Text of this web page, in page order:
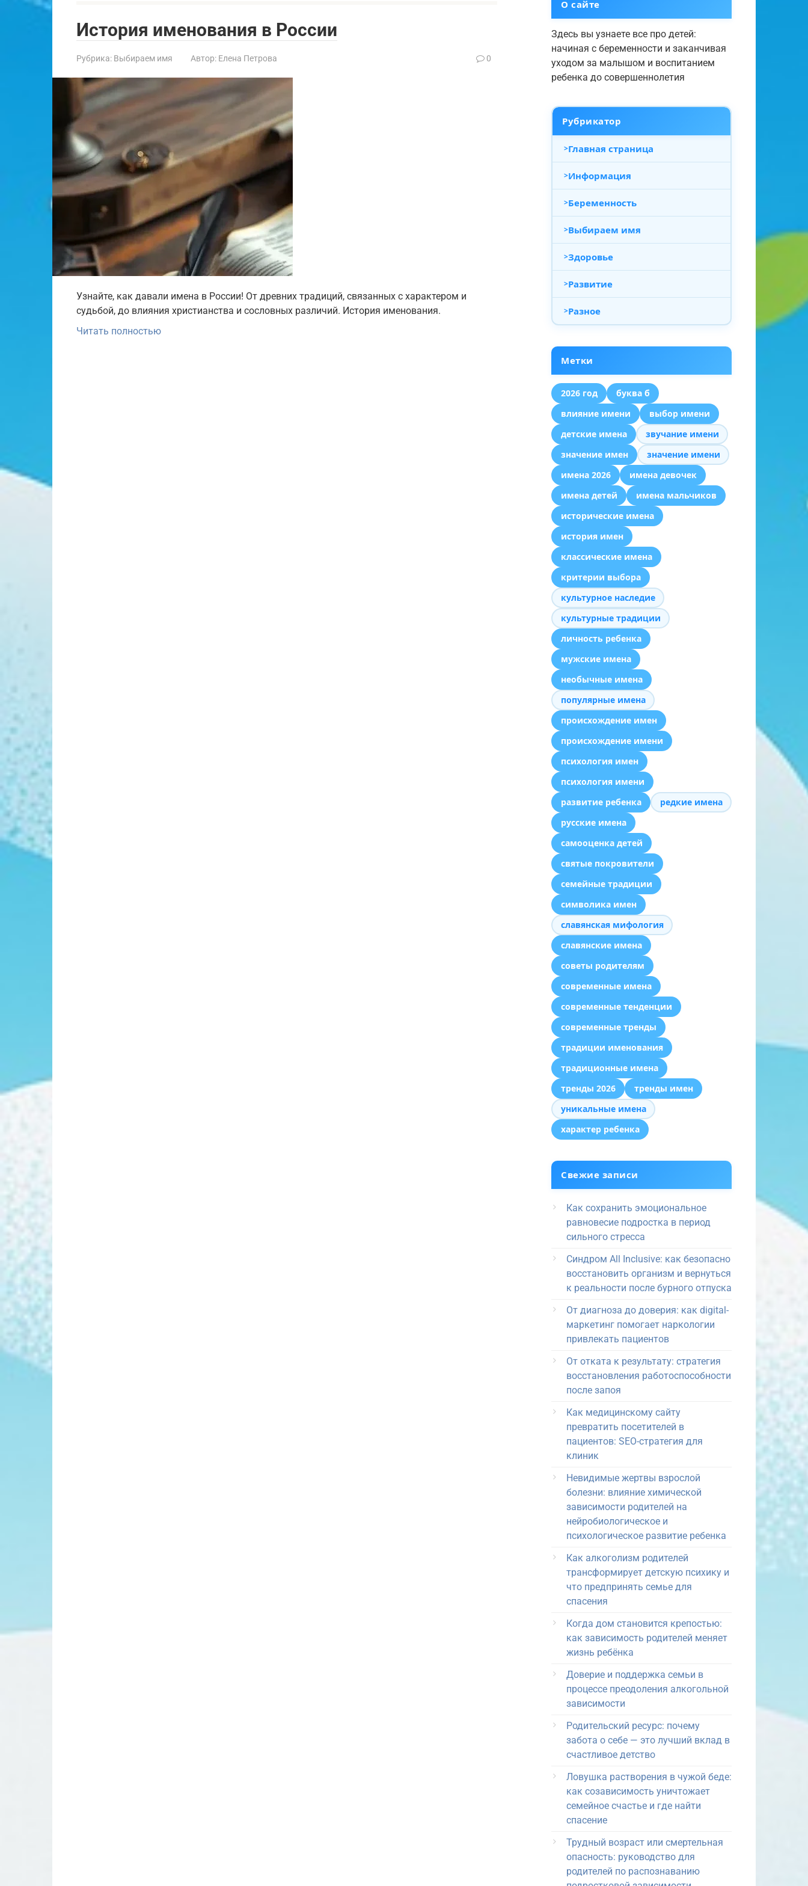
История именования в России
Рубрика: Выбираем имя Автор: Елена Петрова 0
Узнайте, как давали имена в России! От древних традиций, связанных с характером и
судьбой, до влияния христианства и сословных различий. История именования.
Читать полностью
О сайте
Здесь вы узнаете все про детей:
начиная с беременности и заканчивая
уходом за малышом и воспитанием
ребенка до совершеннолетия
Рубрикатор
Главная страница
Информация
Беременность
Выбираем имя
Здоровье
Развитие
Разное
Метки
2026 год
буква б
влияние имени
выбор имени
детские имена
звучание имени
значение имен
значение имени
имена 2026
имена девочек
имена детей
имена мальчиков
исторические имена
история имен
классические имена
критерии выбора
культурное наследие
культурные традиции
личность ребенка
мужские имена
необычные имена
популярные имена
происхождение имен
происхождение имени
психология имен
психология имени
развитие ребенка
редкие имена
русские имена
самооценка детей
святые покровители
семейные традиции
символика имен
славянская мифология
славянские имена
советы родителям
современные имена
современные тенденции
современные тренды
традиции именования
традиционные имена
тренды 2026
тренды имен
уникальные имена
характер ребенка
Свежие записи
Как сохранить эмоциональное
равновесие подростка в период
сильного стресса
Синдром All Inclusive: как безопасно
восстановить организм и вернуться
к реальности после бурного отпуска
От диагноза до доверия: как digital-
маркетинг помогает наркологии
привлекать пациентов
От отката к результату: стратегия
восстановления работоспособности
после запоя
Как медицинскому сайту
превратить посетителей в
пациентов: SEO-стратегия для
клиник
Невидимые жертвы взрослой
болезни: влияние химической
зависимости родителей на
нейробиологическое и
психологическое развитие ребенка
Как алкоголизм родителей
трансформирует детскую психику и
что предпринять семье для
спасения
Когда дом становится крепостью:
как зависимость родителей меняет
жизнь ребёнка
Доверие и поддержка семьи в
процессе преодоления алкогольной
зависимости
Родительский ресурс: почему
забота о себе — это лучший вклад в
счастливое детство
Ловушка растворения в чужой беде:
как созависимость уничтожает
семейное счастье и где найти
спасение
Трудный возраст или смертельная
опасность: руководство для
родителей по распознаванию